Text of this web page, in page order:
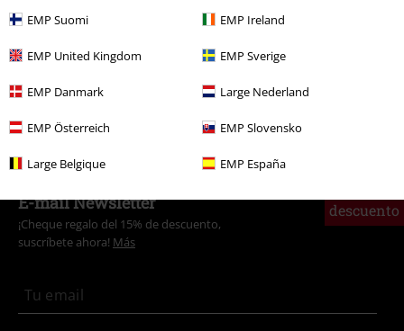
EMP Suomi EMP Ireland
EMP United Kingdom EMP Sverige
EMP Danmark Large Nederland
EMP Österreich EMP Slovensko
Large Belgique EMP España
descuento
E-mail Newsletter
¡Cheque regalo del 15% de descuento,
suscríbete ahora! Más